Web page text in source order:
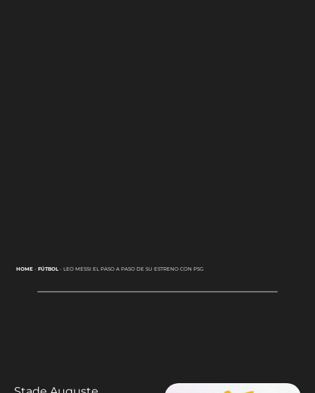
HOME- FÚTBOL- LEO MESSI: EL PASO A PASO DE SU ESTRENO CON PSG